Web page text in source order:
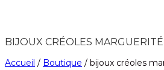
BIJOUX CRÉOLES MARGUERITÉ
Accueil / Boutique / bijoux créoles